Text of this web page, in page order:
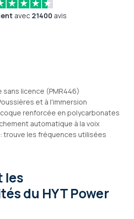
avec 21400 avis
licence (PMR446)
et à l'immersion
renforcée en polycarbonates
automatique à la voix
trouve les fréquences utilisées
les
du HYT Power